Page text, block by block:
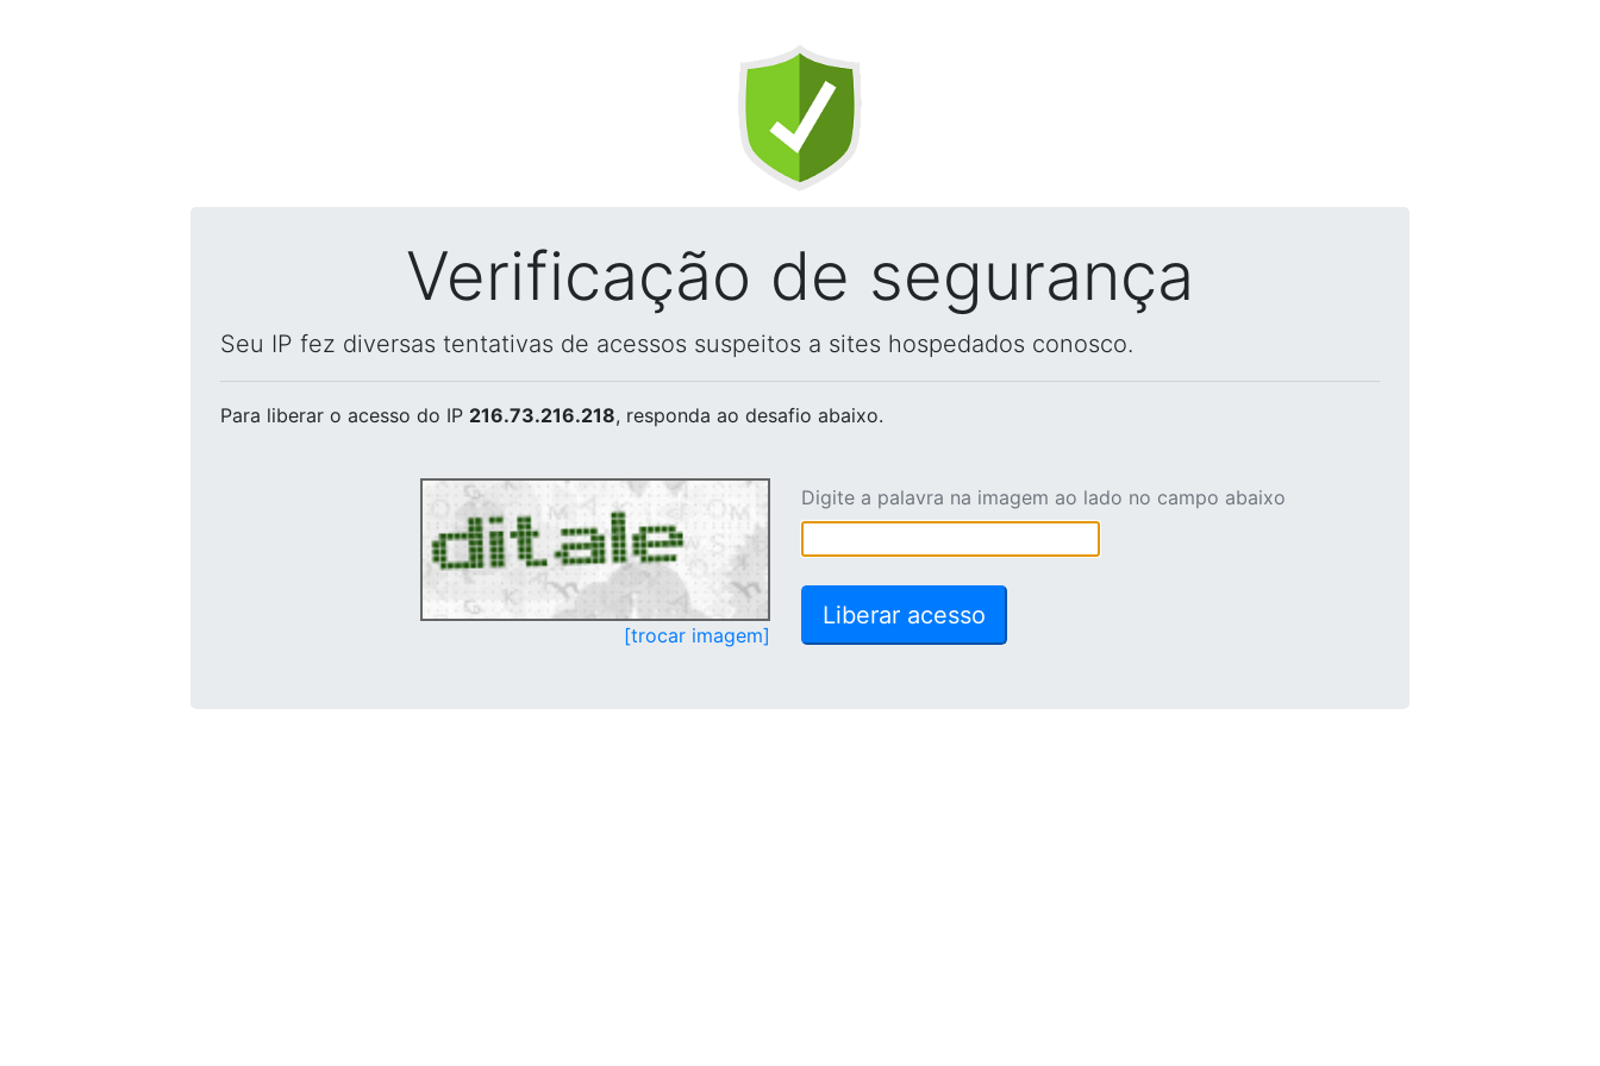
Verificação de segurança
Seu IP fez diversas tentativas de acessos suspeitos a sites hospedados conosco.
Para liberar o acesso do IP 216.73.216.218, responda ao desafio abaixo.
[trocar imagem]
Digite a palavra na imagem ao lado no campo abaixo